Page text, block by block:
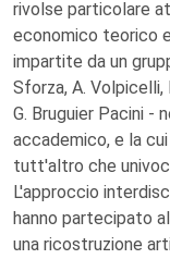
rivolse particolare
economico teorico
impartite da un
Sforza, A. Volpicelli,
G. Bruguier Pacini -
accademico, e la
tutt'altro che
L'approccio
hanno partecipato
una ricostruzione